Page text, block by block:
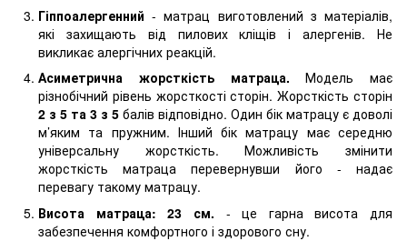
Гіппоалергенний - матрац виготовлений з матеріалів,
які захищають від пилових кліщів і алергенів. Не
викликає алергічних реакцій.
Асиметрична жорсткість матраца.Модель має
різнобічний рівень жорсткості сторін. Жорсткість сторін
2 з 5 та 3 з 5 балів відповідно. Один бік матрацу є доволі
м’яким та пружним. Інший бік матрацу має середню
універсальну жорсткість. Можливість змінити
жорсткість матраца перевернувши його - надає
перевагу такому матрацу.
Висота матраца: 23 см. - це гарна висота для
забезпечення комфортного і здорового сну.